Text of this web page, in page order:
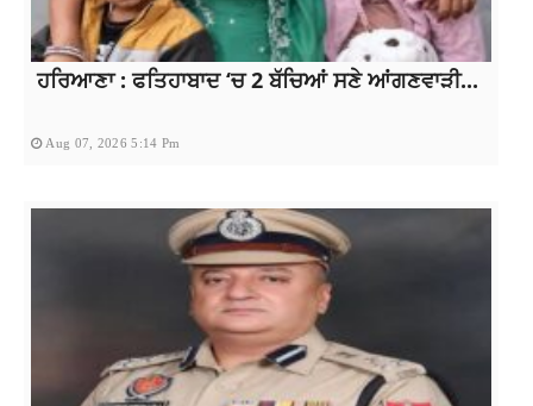
ਹਰਿਆਣਾ : ਫਤਿਹਾਬਾਦ ‘ਚ 2 ਬੱਚਿਆਂ ਸਣੇ ਆਂਗਣਵਾੜੀ...
Aug 07, 2026 5:14 Pm